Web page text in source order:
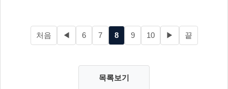
처음 ◀ 6 7 8 9 10 ▶ 끝
목록보기